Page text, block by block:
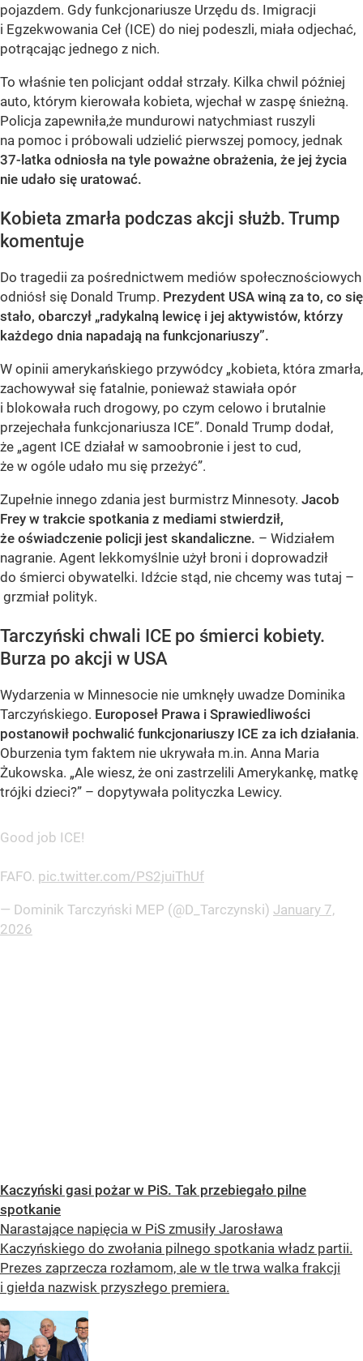
pojazdem. Gdy funkcjonariusze Urzędu ds. Imigracji
i Egzekwowania Ceł (ICE) do niej podeszli, miała odjechać,
potrącając jednego z nich.
To właśnie ten policjant oddał strzały. Kilka chwil później
auto, którym kierowała kobieta, wjechał w zaspę śnieżną.
Policja zapewniła,że mundurowi natychmiast ruszyli
na pomoc i próbowali udzielić pierwszej pomocy, jednak
37-latka odniosła na tyle poważne obrażenia, że jej życia
nie udało się uratować.
Kobieta zmarła podczas akcji służb. Trump
komentuje
Do tragedii za pośrednictwem mediów społecznościowych
odniósł się Donald Trump. Prezydent USA winą za to, co się
stało, obarczył „radykalną lewicę i jej aktywistów, którzy
każdego dnia napadają na funkcjonariuszy”.
W opinii amerykańskiego przywódcy „kobieta, która zmarła,
zachowywał się fatalnie, ponieważ stawiała opór
i blokowała ruch drogowy, po czym celowo i brutalnie
przejechała funkcjonariusza ICE”. Donald Trump dodał,
że „agent ICE działał w samoobronie i jest to cud,
że w ogóle udało mu się przeżyć”.
Zupełnie innego zdania jest burmistrz Minnesoty. Jacob
Frey w trakcie spotkania z mediami stwierdził,
że oświadczenie policji jest skandaliczne. – Widziałem
nagranie. Agent lekkomyślnie użył broni i doprowadził
do śmierci obywatelki. Idźcie stąd, nie chcemy was tutaj –
grzmiał polityk.
Tarczyński chwali ICE po śmierci kobiety.
Burza po akcji w USA
Wydarzenia w Minnesocie nie umknęły uwadze Dominika
Tarczyńskiego. Europoseł Prawa i Sprawiedliwości
postanowił pochwalić funkcjonariuszy ICE za ich działania.
Oburzenia tym faktem nie ukrywała m.in. Anna Maria
Żukowska. „Ale wiesz, że oni zastrzelili Amerykankę, matkę
trójki dzieci?” – dopytywała polityczka Lewicy.
Good job ICE!
FAFO. pic.twitter.com/PS2juiThUf
— Dominik Tarczyński MEP (@D_Tarczynski) January 7,
2026
Kaczyński gasi pożar w PiS. Tak przebiegało pilne
spotkanie
Narastające napięcia w PiS zmusiły Jarosława
Kaczyńskiego do zwołania pilnego spotkania władz partii.
Prezes zaprzecza rozłamom, ale w tle trwa walka frakcji
i giełda nazwisk przyszłego premiera.